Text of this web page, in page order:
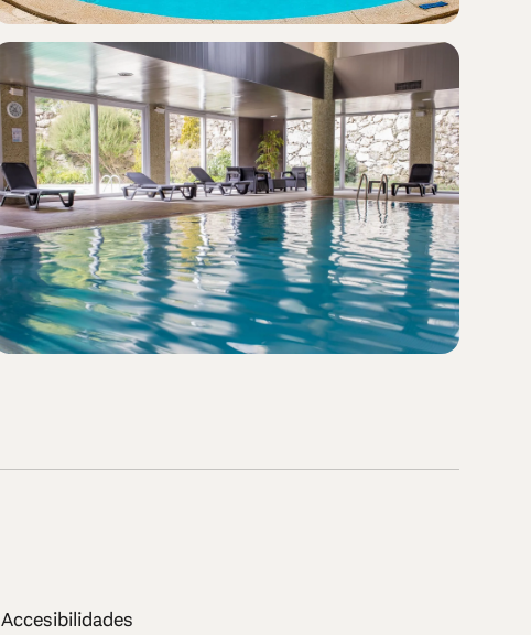
Accesibilidades